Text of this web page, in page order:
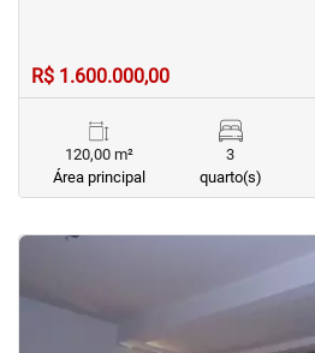
R$ 1.600.000,00
120,00 m²
Área principal
3
quarto(s)
<